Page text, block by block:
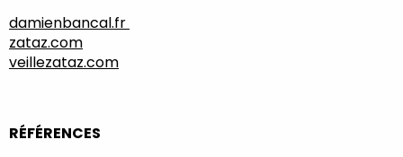
damienbancal.fr
zataz.com
veillezataz.com
RÉFÉRENCES